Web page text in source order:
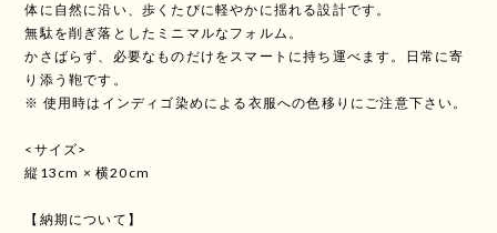
体に自然に沿い、歩くたびに軽やかに揺れる設計です。
無駄を削ぎ落としたミニマルなフォルム。
かさばらず、必要なものだけをスマートに持ち運べます。日常に寄
り添う鞄です。
※ 使用時はインディゴ染めによる衣服への色移りにご注意下さい。
<サイズ>
縦13cm × 横20cm
【納期について】